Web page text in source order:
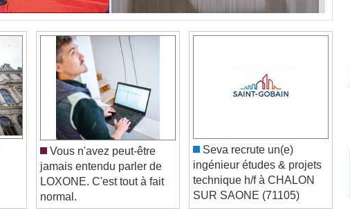
Vous n'avez peut-être
jamais entendu parler de
LOXONE. C'est tout à fait
normal.
ingénieur études & projets
technique h/f à CHALON
SUR SAONE (71105)